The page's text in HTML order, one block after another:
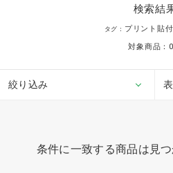
検索結
タグ： プリント貼
対象商品： 0
絞り込み
条件に一致する商品は見つ